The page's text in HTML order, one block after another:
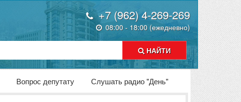
+7 (962) 4-269-269
08:00 - 18:00 (ежедневно)
НАЙТИ
Вопрос депутату Слушать радио "День"